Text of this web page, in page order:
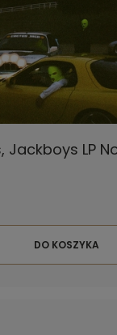
Jackboys LP
DO KOSZYKA